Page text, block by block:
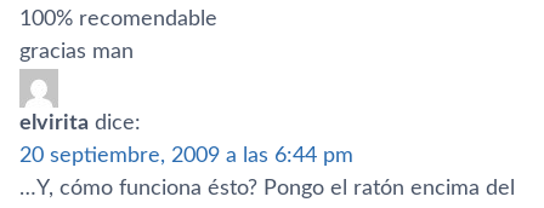
100% recomendable
gracias man
elvirita dice:
20 septiembre, 2009 a las 6:44 pm
…Y, cómo funciona ésto? Pongo el ratón encima del